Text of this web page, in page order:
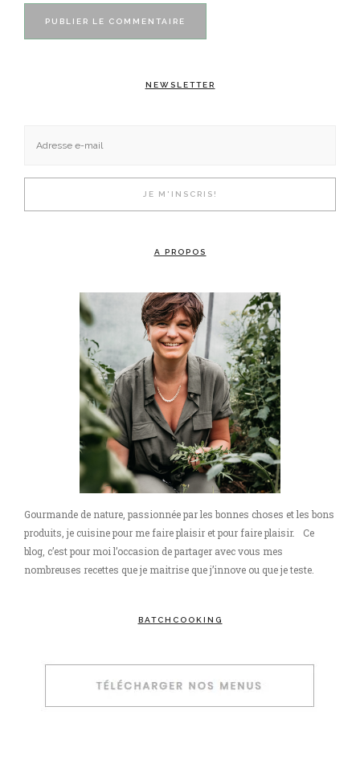
NEWSLETTER
A PROPOS
Gourmande de nature, passionnée par les bonnes choses et les bons
produits, je cuisine pour me faire plaisir et pour faire plaisir. Ce
blog, c’est pour moi l’occasion de partager avec vous mes
nombreuses recettes que je maitrise que j’innove ou que je teste.
BATCHCOOKING